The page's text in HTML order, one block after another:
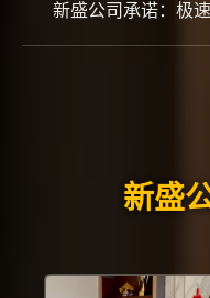
新盛公司承诺：极
新盛